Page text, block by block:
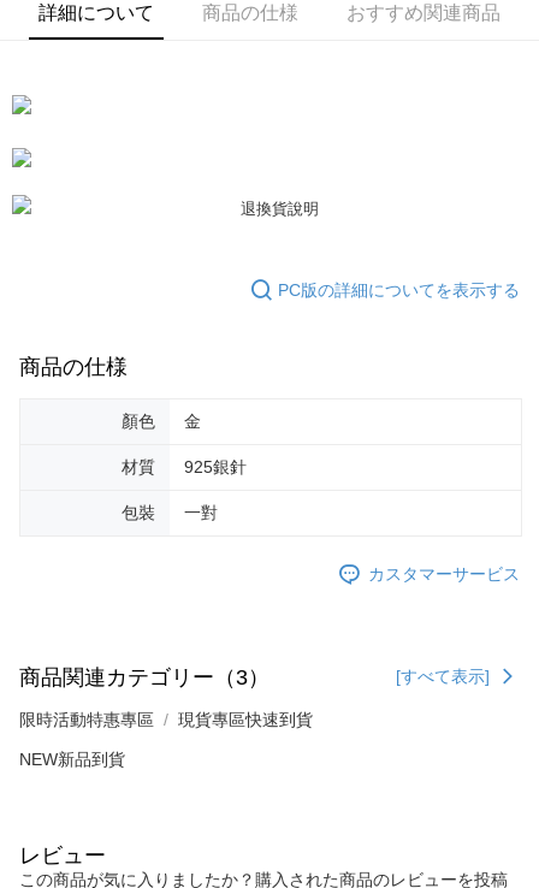
とに計算されます。AFTEEで注文すると、商品を受け取るまで支払い期限
を延長できますが、商品を期限内に受け取れない場合があります（例：予
き、限度額が設定されます。
3.現在、台湾の会員のみご利用いただけます。
ます。当サービスご利用の際に提供しなければならない個人情報（注文者
す。AFTEEの個人情報の収集、処理、利用について、詳細はAFTEE公式ホ
ームページの『個人情報の収集、処理及び利用に関する声明』をご参照く
ります。支払い期限を過ぎた場合、その金額に基づいて年利20%の遅延滞
の同意を得ればAFTEEをご利用いただけます。
cs_tw@netprotections.co.jp
択しないでください。
配送毎にNT$220
詳細について 商品の仕様 おすすめ関連商品
PC版の詳細についてを表示する
商品の仕様
顏色 金
材質 925銀針
包裝 一對
カスタマーサービス
商品関連カテゴリー（3） [すべて表示]
限時活動特惠專區 現貨專區快速到貨
NEW新品到貨
レビュー
この商品が気に入りましたか？購入された商品のレビューを投稿